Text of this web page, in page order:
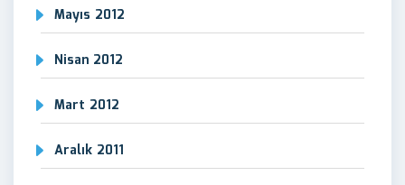
Mayıs 2012
Nisan 2012
Mart 2012
Aralık 2011